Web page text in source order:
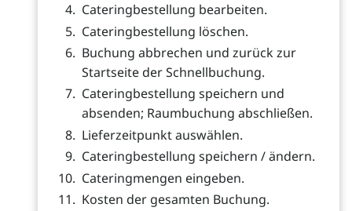
Cateringbestellung bearbeiten.
Cateringbestellung löschen.
Buchung abbrechen und zurück zur
Startseite der Schnellbuchung.
Cateringbestellung speichern und
absenden; Raumbuchung abschließen.
Lieferzeitpunkt auswählen.
Cateringbestellung speichern / ändern.
Cateringmengen eingeben.
Kosten der gesamten Buchung.